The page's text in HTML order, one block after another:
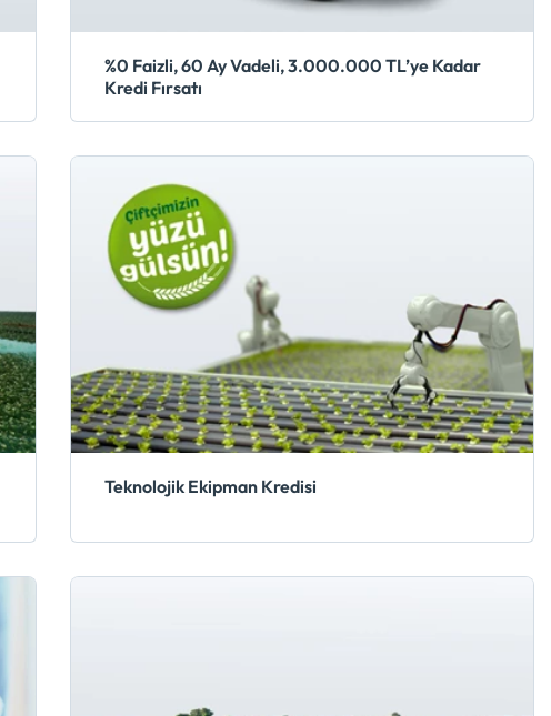
%0 Faizli, 60 Ay Vadeli, 3.000.000 TL’ye Kadar
Kredi Fırsatı
Teknolojik Ekipman Kredisi